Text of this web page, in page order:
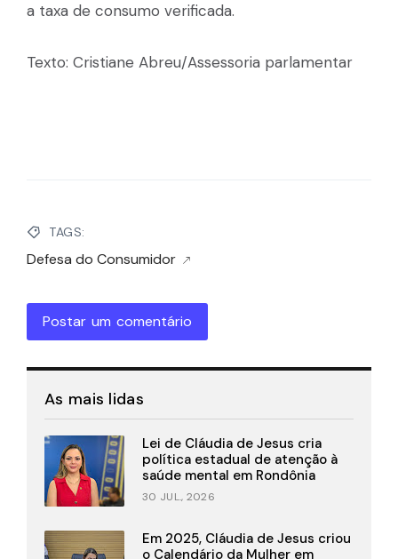
a taxa de consumo verificada.
Texto: Cristiane Abreu/Assessoria parlamentar
TAGS:
Defesa do Consumidor
Postar um comentário
As mais lidas
Lei de Cláudia de Jesus cria
política estadual de atenção à
saúde mental em Rondônia
30 JUL., 2026
Em 2025, Cláudia de Jesus criou
o Calendário da Mulher em